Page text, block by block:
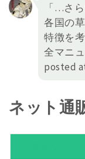
「…さ
各国の
特徴を
全マニ
posted
ネット通